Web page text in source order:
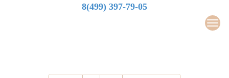
8(499) 397-79-05